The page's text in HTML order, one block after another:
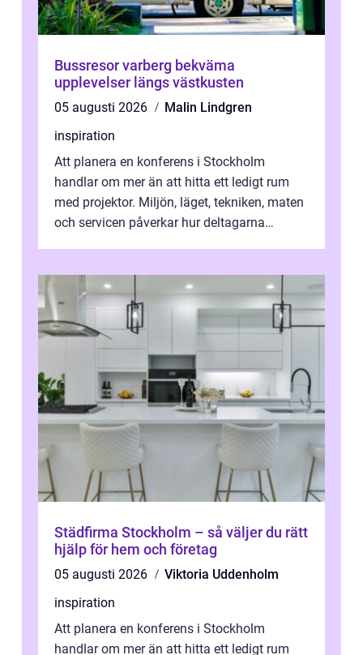
Bussresor varberg bekväma
upplevelser längs västkusten
05 augusti 2026
Malin Lindgren
inspiration
Att planera en konferens i Stockholm
handlar om mer än att hitta ett ledigt rum
med projektor. Miljön, läget, tekniken, maten
och servicen påverkar hur deltagarna
Städfirma Stockholm – så väljer du rätt
hjälp för hem och företag
05 augusti 2026
Viktoria Uddenholm
inspiration
Att planera en konferens i Stockholm
handlar om mer än att hitta ett ledigt rum